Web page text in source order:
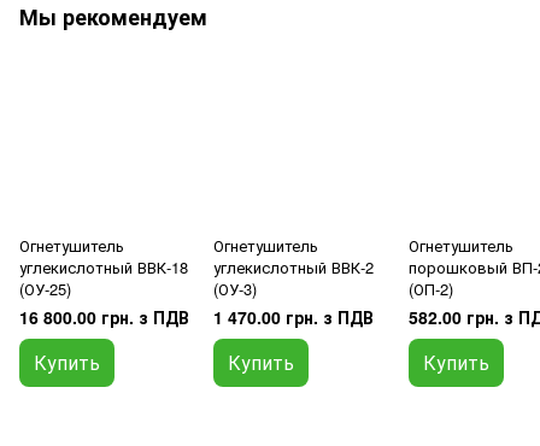
Мы рекомендуем
Огнетушитель
углекислотный ВВК-18
(ОУ-25)
16 800.00 грн. з ПДВ
Купить
Огнетушитель
углекислотный ВВК-2
(ОУ-3)
1 470.00 грн. з ПДВ
Купить
Огнетушитель
порошковый ВП-
(ОП-2)
582.00 грн. з
Купить